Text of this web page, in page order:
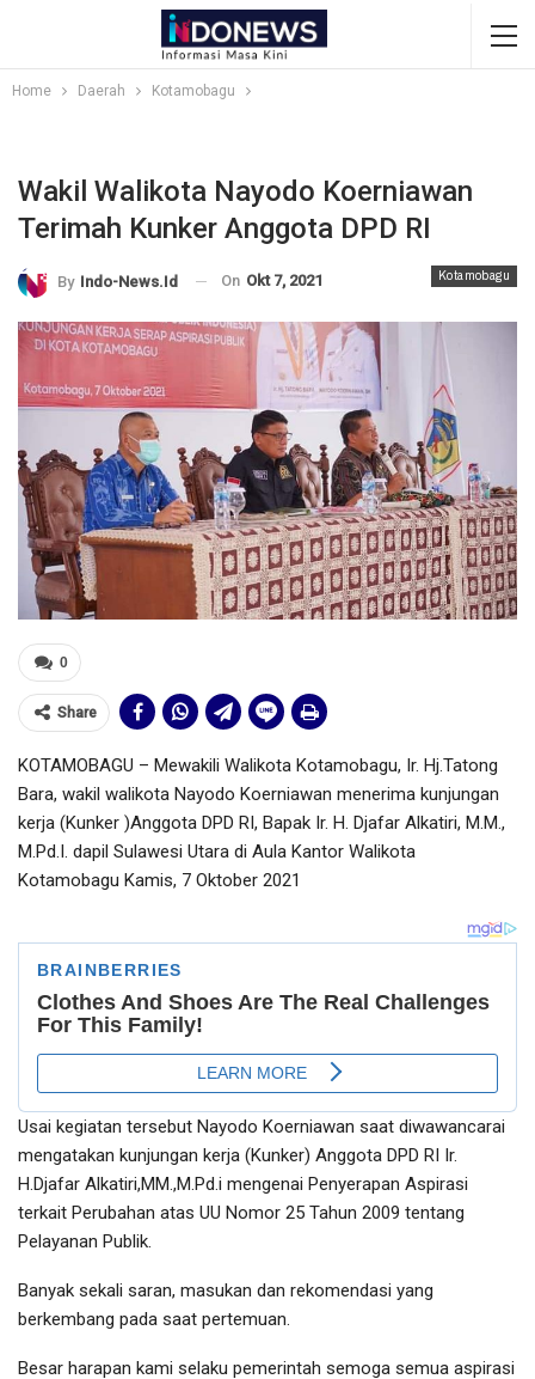
Home Daerah Kotamobagu
Wakil Walikota Nayodo Koerniawan
Terimah Kunker Anggota DPD RI
Kotamobagu
By Indo-News.id On Okt 7, 2021
0
Share
KOTAMOBAGU – Mewakili Walikota Kotamobagu, Ir. Hj.Tatong
Bara, wakil walikota Nayodo Koerniawan menerima kunjungan
kerja (Kunker )Anggota DPD RI, Bapak Ir. H. Djafar Alkatiri, M.M.,
M.Pd.I. dapil Sulawesi Utara di Aula Kantor Walikota
Kotamobagu Kamis, 7 Oktober 2021
Usai kegiatan tersebut Nayodo Koerniawan saat diwawancarai
mengatakan kunjungan kerja (Kunker) Anggota DPD RI Ir.
H.Djafar Alkatiri,MM.,M.Pd.i mengenai Penyerapan Aspirasi
terkait Perubahan atas UU Nomor 25 Tahun 2009 tentang
Pelayanan Publik.
Banyak sekali saran, masukan dan rekomendasi yang
berkembang pada saat pertemuan.
Besar harapan kami selaku pemerintah semoga semua aspirasi